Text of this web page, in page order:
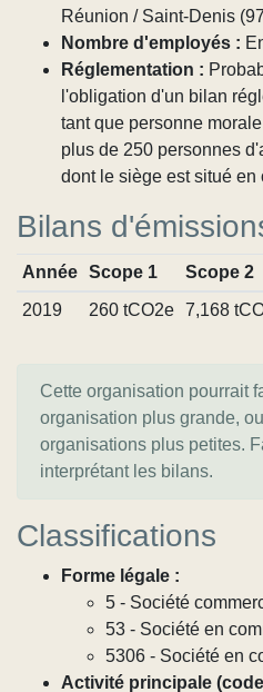
Réunion / Saint-Denis
Nombre d'employés :
Réglementation :
l'obligation d'un bilan
tant que personne
plus de 250 personnes
dont le siège est situé en
Bilans
Année Scope 1 Scope 2
2019
260 tCO2e 7,168
Cette organisation pourrait
organisation plus grande,
organisations plus petites.
interprétant les bilans.
Classifications
Forme légale :
5 - Société
53 - Société en
5306 - Société en
Activité principale